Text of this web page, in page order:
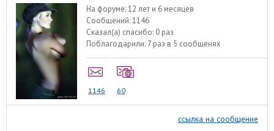
На форуме:12 лет и 6 месяцев
Сообщений:1146
Сказал(а) спасибо: 0 раз
Поблагодарили: 7 раз в 5 сообщенях
1146 60
ссылка на сообщение